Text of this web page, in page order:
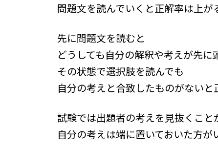
問題文を読んでいくと正解率は上が
先に問題文を読むと
どうしても自分の解釈や考えが先に
その状態で選択肢を読んでも
自分の考えと合致したものがないと
試験では出題者の考えを見抜くこと
自分の考えは端に置いておいた方が